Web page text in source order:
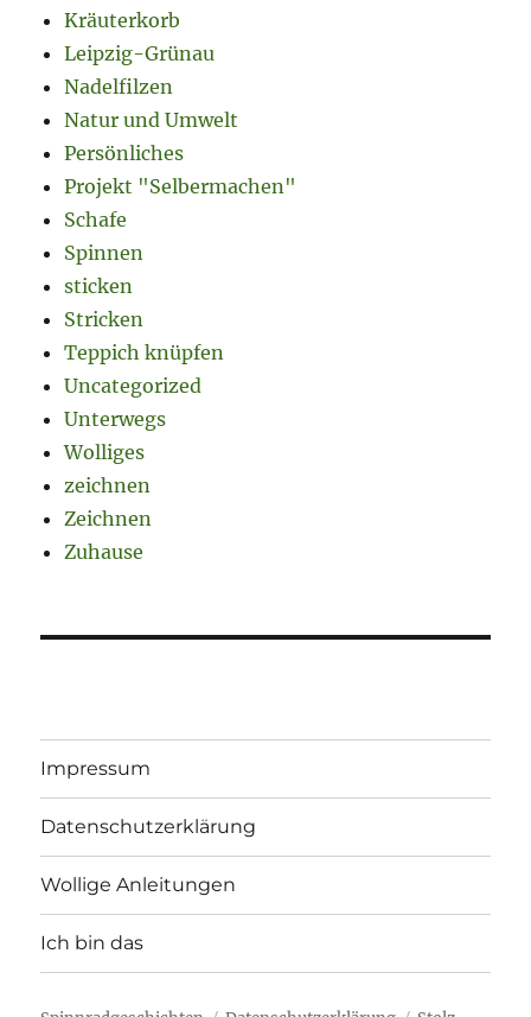
Kräuterkorb
Leipzig-Grünau
Nadelfilzen
Natur und Umwelt
Persönliches
Projekt "Selbermachen"
Schafe
Spinnen
sticken
Stricken
Teppich knüpfen
Uncategorized
Unterwegs
Wolliges
zeichnen
Zeichnen
Zuhause
Impressum
Datenschutzerklärung
Wollige Anleitungen
Ich bin das